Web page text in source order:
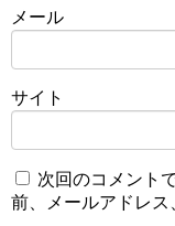
メール
サイト
次回のコメント
前、メールアドレス